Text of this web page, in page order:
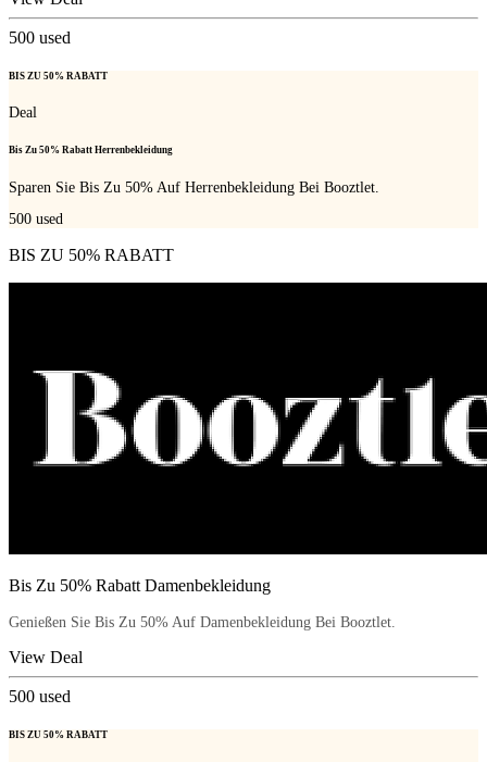
500 used
BIS ZU 50% RABATT
Deal
Bis Zu 50% Rabatt Herrenbekleidung
Sparen Sie Bis Zu 50% Auf Herrenbekleidung Bei Booztlet.
500 used
BIS ZU 50% RABATT
Bis Zu 50% Rabatt Damenbekleidung
Genießen Sie Bis Zu 50% Auf Damenbekleidung Bei Booztlet.
View Deal
500 used
BIS ZU 50% RABATT